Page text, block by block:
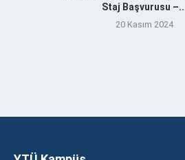
Staj Başvurusu
20 Kasım 2024